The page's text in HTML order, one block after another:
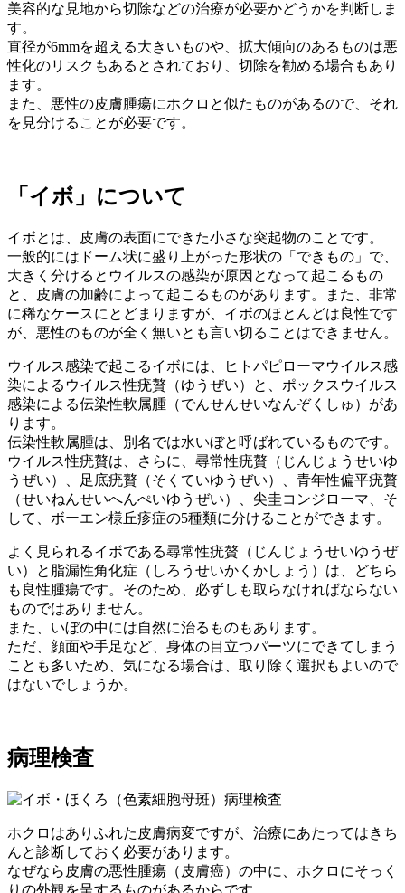
美容的な見地から切除などの治療が必要かどうかを判断しま
す。
直径が6mmを超える大きいものや、拡大傾向のあるものは悪
性化のリスクもあるとされており、切除を勧める場合もあり
ます。
また、悪性の皮膚腫瘍にホクロと似たものがあるので、それ
を見分けることが必要です。
「イボ」について
イボとは、皮膚の表面にできた小さな突起物のことです。
一般的にはドーム状に盛り上がった形状の「できもの」で、
大きく分けるとウイルスの感染が原因となって起こるもの
と、皮膚の加齢によって起こるものがあります。また、非常
に稀なケースにとどまりますが、イボのほとんどは良性です
が、悪性のものが全く無いとも言い切ることはできません。
ウイルス感染で起こるイボには、ヒトパピローマウイルス感
染によるウイルス性疣贅（ゆうぜい）と、ポックスウイルス
感染による伝染性軟属腫（でんせんせいなんぞくしゅ）があ
ります。
伝染性軟属腫は、別名では水いぼと呼ばれているものです。
ウイルス性疣贅は、さらに、尋常性疣贅（じんじょうせいゆ
うぜい）、足底疣贅（そくていゆうぜい）、青年性偏平疣贅
（せいねんせいへんぺいゆうぜい）、尖圭コンジローマ、そ
して、ボーエン様丘疹症の5種類に分けることができます。
よく見られるイボである尋常性疣贅（じんじょうせいゆうぜ
い）と脂漏性角化症（しろうせいかくかしょう）は、どちら
も良性腫瘍です。そのため、必ずしも取らなければならない
ものではありません。
また、いぼの中には自然に治るものもあります。
ただ、顔面や手足など、身体の目立つパーツにできてしまう
ことも多いため、気になる場合は、取り除く選択もよいので
はないでしょうか。
病理検査
ホクロはありふれた皮膚病変ですが、治療にあたってはきち
んと診断しておく必要があります。
なぜなら皮膚の悪性腫瘍（皮膚癌）の中に、ホクロにそっく
りの外観を呈するものがあるからです。